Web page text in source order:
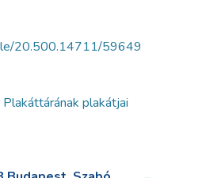
20.500.14711/59649
plakátjai